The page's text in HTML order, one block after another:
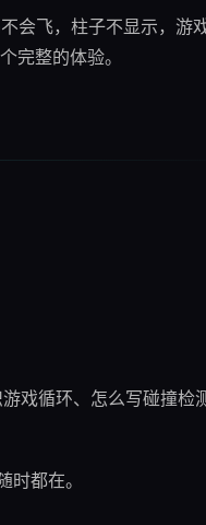
会飞，柱子不显示，游
完整的体验。
戏循环、怎么写碰撞
都在。